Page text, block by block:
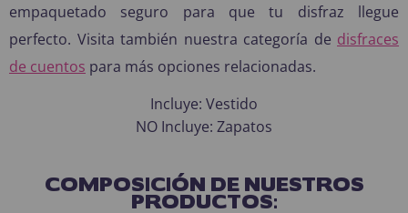
empaquetado seguro para que tu disfraz llegue
perfecto. Visita también nuestra categoría de disfraces
de cuentos para más opciones relacionadas.
Incluye: Vestido
NO Incluye: Zapatos
COMPOSICIÓN DE NUESTROS
PRODUCTOS: